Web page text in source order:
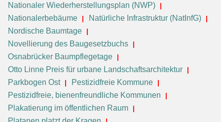
Nationaler Wiederherstellungsplan (NWP)
Nationalerbebäume
Natürliche Infrastruktur (NatInfG)
Nordische Baumtage
Novellierung des Baugesetzbuchs
Osnabrücker Baumpflegetage
Otto Linne Preis für urbane Landschaftsarchitektur
Parkbogen Ost
Pestizidfreie Kommune
Pestizidfreie, bienenfreundliche Kommunen
Plakatierung im öffentlichen Raum